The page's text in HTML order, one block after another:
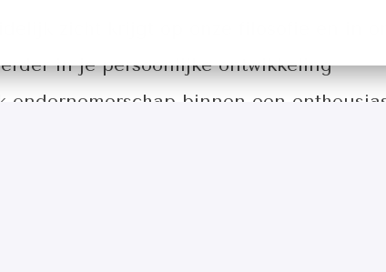
zicht krijgt op onze filosofie en in
in je persoonlijke ontwikkeling
binnen een